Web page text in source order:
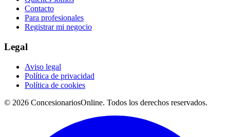
Contacto
Para profesionales
Registrar mi negocio
Legal
Aviso legal
Política de privacidad
Política de cookies
© 2026 ConcesionariosOnline. Todos los derechos reservados.